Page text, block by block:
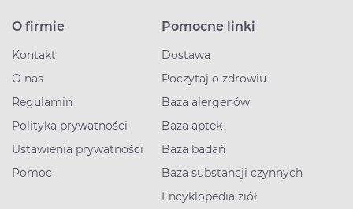
O firmie
Kontakt
O nas
Regulamin
Polityka prywatności
Ustawienia prywatności
Pomoc
Pomocne linki
Dostawa
Poczytaj o zdrowiu
Baza alergenów
Baza aptek
Baza badań
Baza substancji czynnych
Encyklopedia ziół